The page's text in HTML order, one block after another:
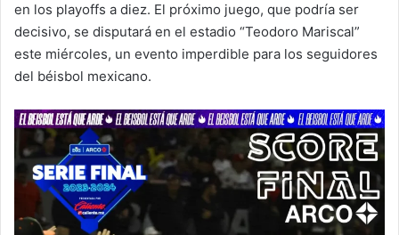
en los playoffs a diez. El próximo juego, que podría ser
decisivo, se disputará en el estadio “Teodoro Mariscal”
este miércoles, un evento imperdible para los seguidores
del béisbol mexicano.